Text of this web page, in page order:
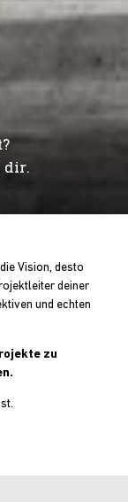
dir.
Vision, desto
deiner
und echten
zu